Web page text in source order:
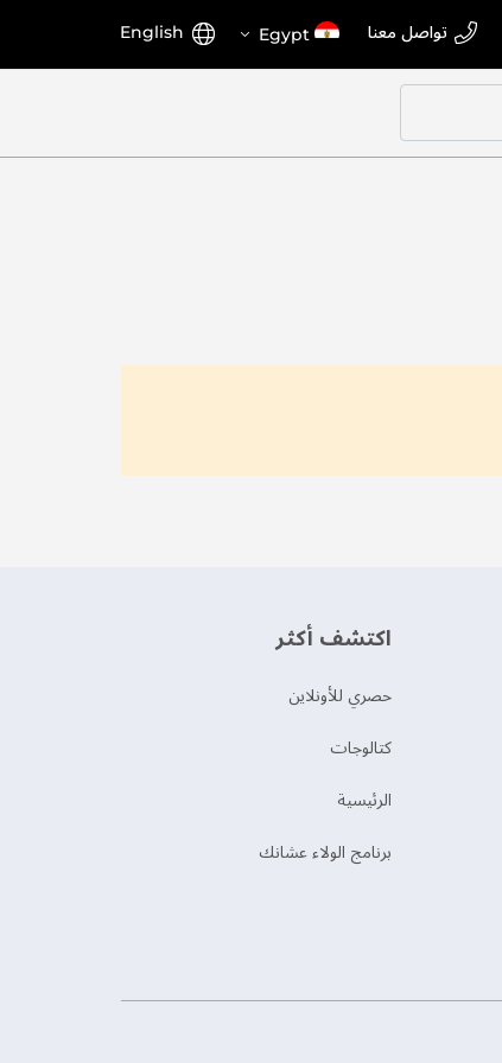
تواصل معنا اختر Egypt اللغة English
اكتشف أكثر
حصري للأونلاين
‫كتالوجات‬
الرئيسية
برنامج الولاء عشانك